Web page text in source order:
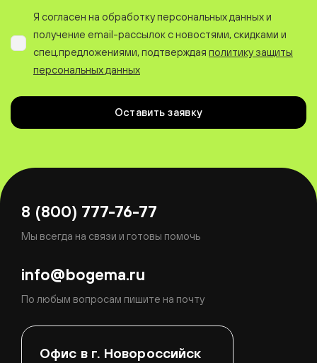
Я согласен на обработку персональных данных и
получение email-рассылок с новостями, скидками и
спец.предложениями, подтверждая политику защиты
персональных данных
Оставить заявку
8 (800) 777-76-77
Мы всегда на связи и готовы помочь
info@bogema.ru
По любым вопросам пишите на почту
Офис в г. Новороссийск